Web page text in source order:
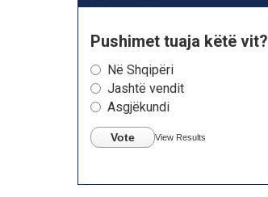
Pushimet tuaja këtë vit?
Në Shqipëri
Jashtë vendit
Asgjëkundi
Vote View Results